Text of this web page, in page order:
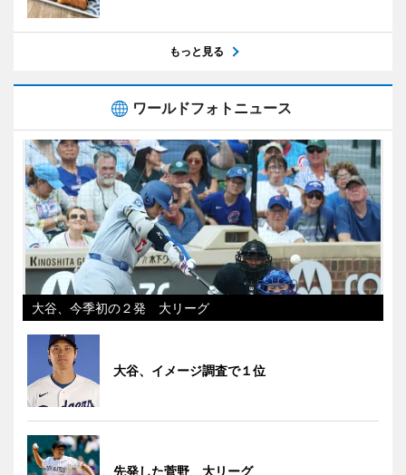
もっと見る
ワールドフォトニュース
大谷、今季初の２発 大リーグ
大谷、イメージ調査で１位
先発した菅野 大リーグ